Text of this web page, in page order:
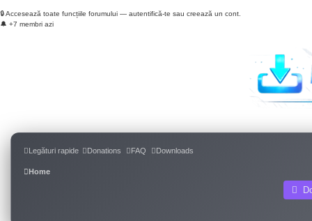
🔒 Accesează toate funcțiile forumului — autentifică-te sau creează un cont.
🔔 +7 membri azi
Legături rapide Donations FAQ Downloads
Home